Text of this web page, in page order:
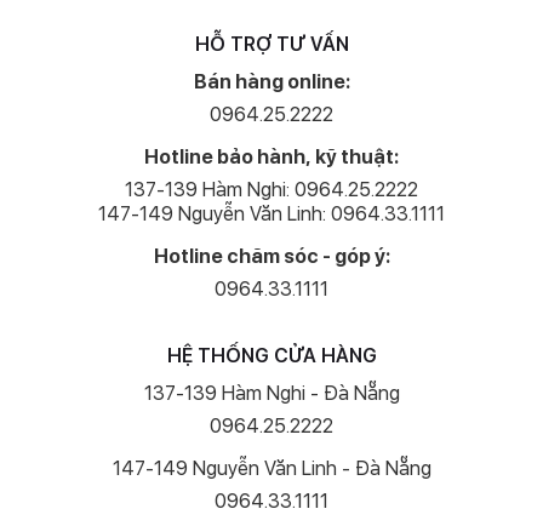
HỖ TRỢ TƯ VẤN
Bán hàng online:
0964.25.2222
Hotline bảo hành, kỹ thuật:
137-139 Hàm Nghi: 0964.25.2222
147-149 Nguyễn Văn Linh: 0964.33.1111
Hotline chăm sóc - góp ý:
0964.33.1111
HỆ THỐNG CỬA HÀNG
137-139 Hàm Nghi - Đà Nẵng
0964.25.2222
147-149 Nguyễn Văn Linh - Đà Nẵng
0964.33.1111